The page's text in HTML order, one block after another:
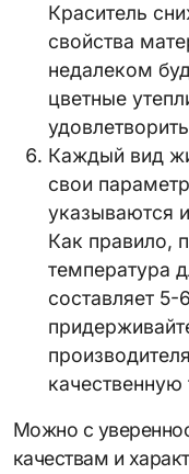
Краситель
свойства
недалеком
цветные
Каждый вид
свои
указываются
Как правило,
температура
составляет 5-
Можно с
качествам и